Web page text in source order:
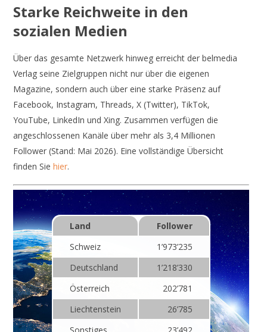
Starke Reichweite in den
sozialen Medien
Über das gesamte Netzwerk hinweg erreicht der belmedia
Verlag seine Zielgruppen nicht nur über die eigenen
Magazine, sondern auch über eine starke Präsenz auf
Facebook, Instagram, Threads, X (Twitter), TikTok,
YouTube, LinkedIn und Xing. Zusammen verfügen die
angeschlossenen Kanäle über mehr als 3,4 Millionen
Follower (Stand: Mai 2026). Eine vollständige Übersicht
finden Siehier.
Land
Follower
Schweiz
1’973’235
Deutschland
1’218’330
Österreich
202’781
Liechtenstein
26’785